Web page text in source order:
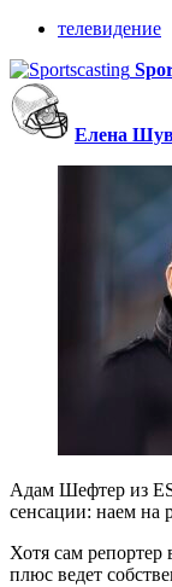
телевидение
Елена
Адам Шефтер из
сенсации: наем на
Хотя сам репортер
плюс ведет